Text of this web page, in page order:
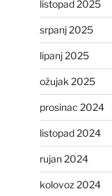
listopad 2025
srpanj 2025
lipanj 2025
ožujak 2025
prosinac 2024
listopad 2024
rujan 2024
kolovoz 2024